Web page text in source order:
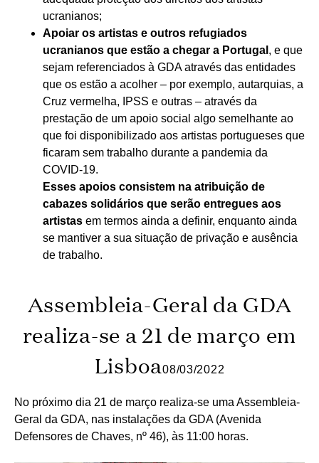
ucranianos;
Apoiar os artistas e outros refugiados
ucranianos que estão a chegar a Portugal , e que
sejam referenciados à GDA através das entidades
que os estão a acolher – por exemplo, autarquias, a
Cruz vermelha, IPSS e outras – através da
prestação de um apoio social algo semelhante ao
que foi disponibilizado aos artistas portugueses que
ficaram sem trabalho durante a pandemia da
COVID-19.
Esses apoios consistem na atribuição de
cabazes solidários que serão entregues aos
artistas em termos ainda a definir, enquanto ainda
se mantiver a sua situação de privação e ausência
de trabalho.
Assembleia-Geral da GDA
realiza-se a 21 de março em
Lisboa08/03/2022
No próximo dia 21 de março realiza-se uma Assembleia-
Geral da GDA, nas instalações da GDA (Avenida
Defensores de Chaves, nº 46), às 11:00 horas.